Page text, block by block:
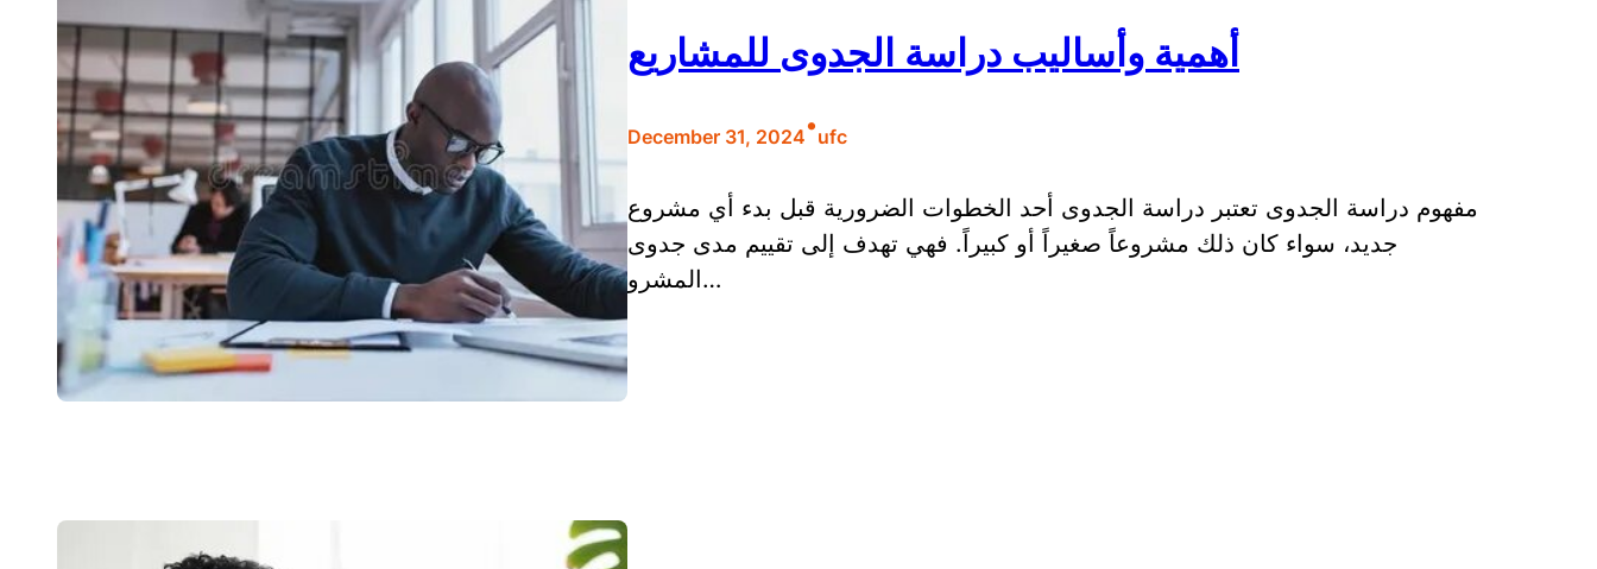
أهمية وأساليب دراسة الجدوى للمشاريع
December 31, 2024•ufc
مفهوم دراسة الجدوى تعتبر دراسة الجدوى أحد الخطوات الضرورية قبل بدء أي مشروع
جديد، سواء كان ذلك مشروعاً صغيراً أو كبيراً. فهي تهدف إلى تقييم مدى جدوى
المشرو…